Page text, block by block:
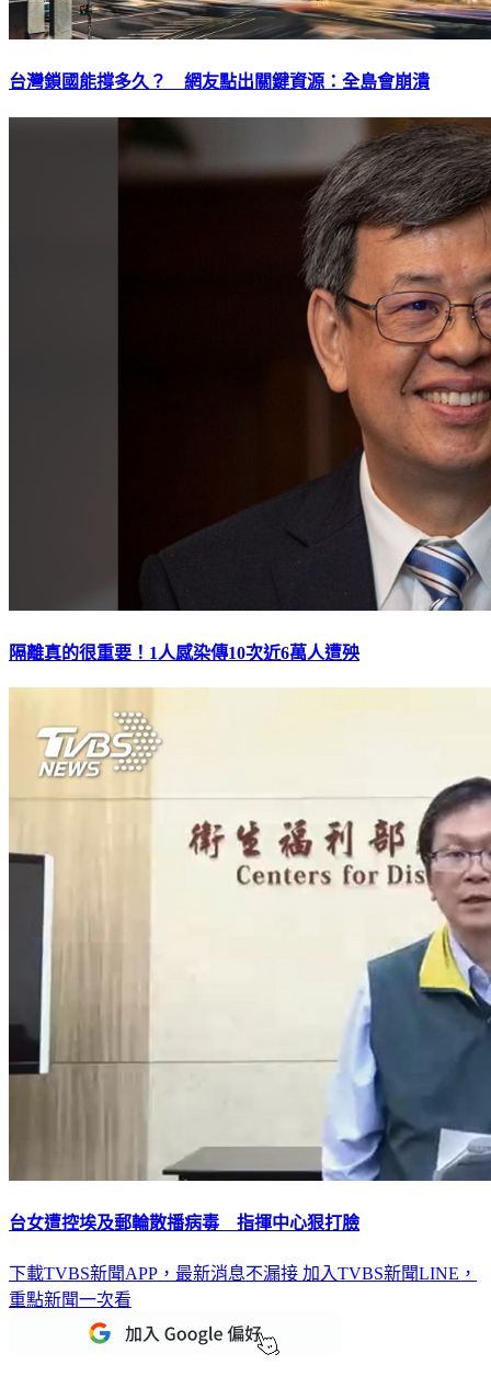
台灣鎖國能撐多久？ 網友點出關鍵資源：全島會崩潰
隔離真的很重要！1人感染傳10次近6萬人遭殃
台女遭控埃及郵輪散播病毒 指揮中心狠打臉
下載TVBS新聞APP，最新消息不漏接 加入TVBS新聞LINE，
重點新聞一次看